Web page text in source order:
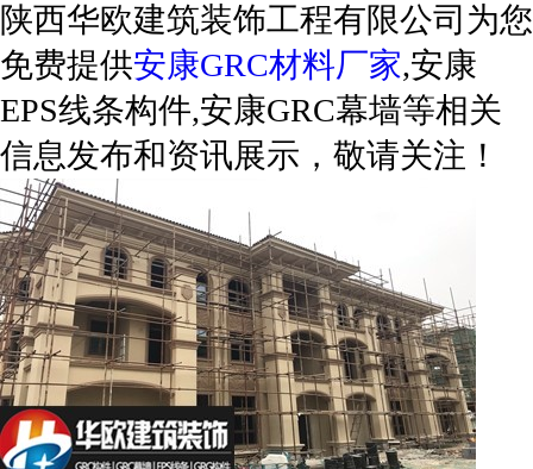
陕西华欧建筑装饰工程有限公司为您
免费提供安康GRC材料厂家,安康
EPS线条构件,安康GRC幕墙等相关
信息发布和资讯展示，敬请关注！